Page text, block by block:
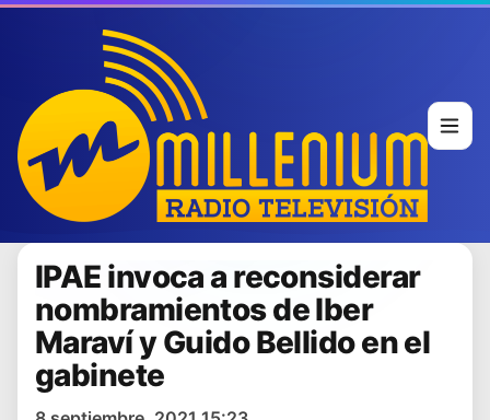
IPAE invoca a reconsiderar
nombramientos de Iber
Maraví y Guido Bellido en el
gabinete